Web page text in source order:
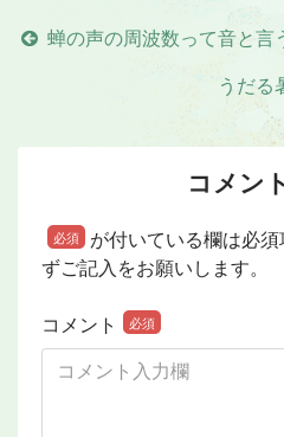
蝉の声の周波数って音と言
うだる
コメン
必須
が付いている欄は必
ずご記入をお願いします。
コメント 必須